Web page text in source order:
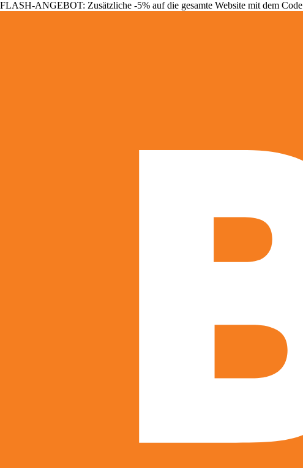
FLASH-ANGEBOT: Zusätzliche -5% auf die gesamte Website mit dem Code